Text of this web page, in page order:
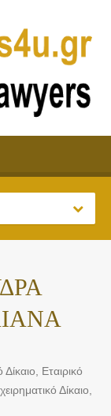
Εταιρικό
Δίκαιο,